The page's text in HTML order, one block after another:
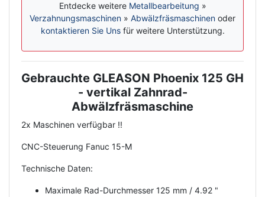
Entdecke weitere Metallbearbeitung »
Verzahnungsmaschinen » Abwälzfräsmaschinen oder
kontaktieren Sie Unsfür weitere Unterstützung.
Description
Gebrauchte GLEASON Phoenix 125 GH
- vertikal Zahnrad-
Abwälzfräsmaschine
2x Maschinen verfügbar !!
CNC-Steuerung Fanuc 15-M
Technische Daten:
Maximale Rad-Durchmesser 125 mm / 4.92 "